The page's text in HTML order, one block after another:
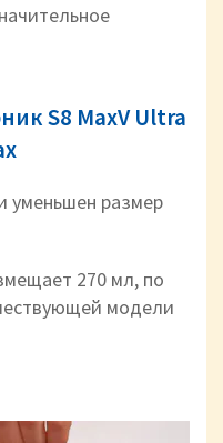
S8 MaxV Ultra
уменьшен размер
270 мл, по
модели